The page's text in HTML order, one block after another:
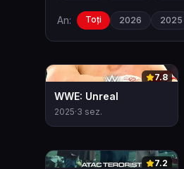
An: Toți 2026 2025
0 7.8
WWE: Unreal
2025·3 sez.
0 7.2